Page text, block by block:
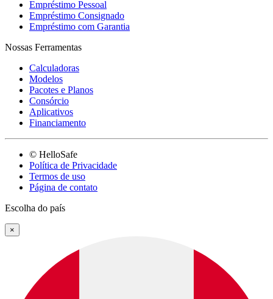
Empréstimo Pessoal
Empréstimo Consignado
Empréstimo com Garantia
Nossas Ferramentas
Calculadoras
Modelos
Pacotes e Planos
Consórcio
Aplicativos
Financiamento
© HelloSafe
Política de Privacidade
Termos de uso
Página de contato
Escolha do país
×